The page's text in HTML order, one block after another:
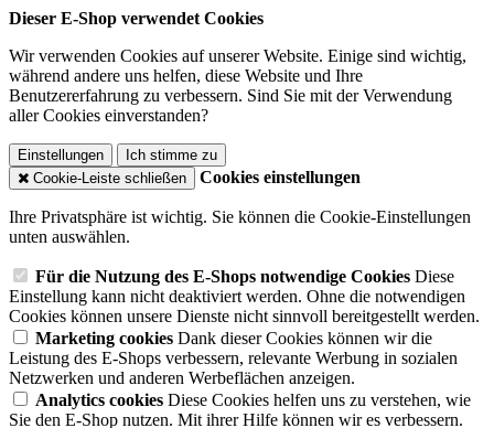
Dieser E-Shop verwendet Cookies
Wir verwenden Cookies auf unserer Website. Einige sind wichtig,
während andere uns helfen, diese Website und Ihre
Benutzererfahrung zu verbessern. Sind Sie mit der Verwendung
aller Cookies einverstanden?
Einstellungen
Ich stimme zu
Cookie-Leiste schließen
Cookies einstellungen
Ihre Privatsphäre ist wichtig. Sie können die Cookie-Einstellungen
unten auswählen.
Für die Nutzung des E-Shops notwendige Cookies Diese
Einstellung kann nicht deaktiviert werden. Ohne die notwendigen
Cookies können unsere Dienste nicht sinnvoll bereitgestellt werden.
Marketing cookies Dank dieser Cookies können wir die
Leistung des E-Shops verbessern, relevante Werbung in sozialen
Netzwerken und anderen Werbeflächen anzeigen.
Analytics cookies Diese Cookies helfen uns zu verstehen, wie
Sie den E-Shop nutzen. Mit ihrer Hilfe können wir es verbessern.